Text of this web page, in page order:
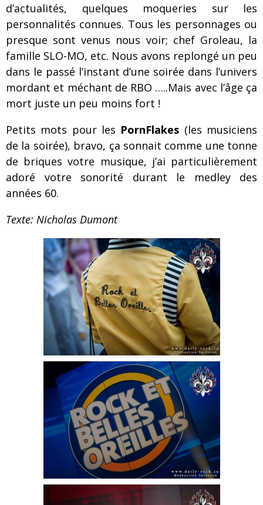
d’actualités, quelques moqueries sur les
personnalités connues. Tous les personnages ou
presque sont venus nous voir; chef Groleau, la
famille SLO-MO, etc. Nous avons replongé un peu
dans le passé l’instant d’une soirée dans l’univers
mordant et méchant de RBO …..Mais avec l’âge ça
mort juste un peu moins fort !
Petits mots pour les PornFlakes (les musiciens
de la soirée), bravo, ça sonnait comme une tonne
de briques votre musique, j’ai particulièrement
adoré votre sonorité durant le medley des
années 60.
Texte: Nicholas Dumont